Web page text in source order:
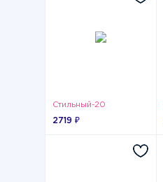
Стильный-20
2719 ₽